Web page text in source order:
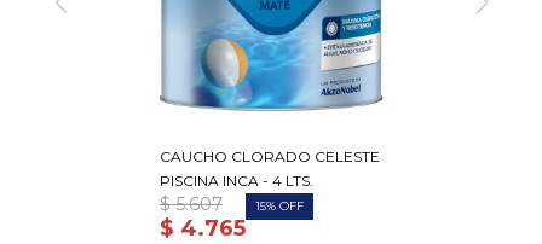
CAUCHO CLORADO CELESTE
PISCINA INCA - 4 LTS.
$ 4.765
$ 5.607 15